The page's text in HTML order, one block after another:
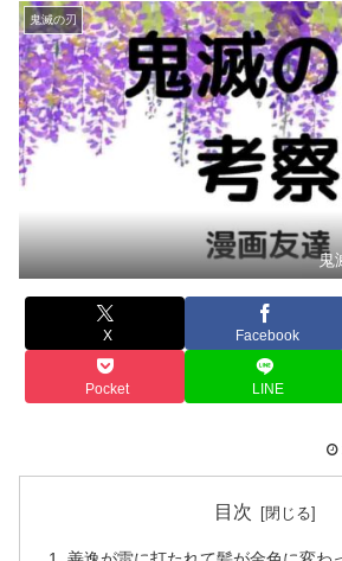
鬼滅の刃
鬼
X Facebook
Pocket LINE
目次